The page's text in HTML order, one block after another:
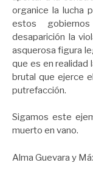
organice la lucha
estos
desaparición la
asquerosa figura
que es en realidad
brutal que ejerce
putrefacción.
Sigamos este
muerto en vano.
Alma Guevara y